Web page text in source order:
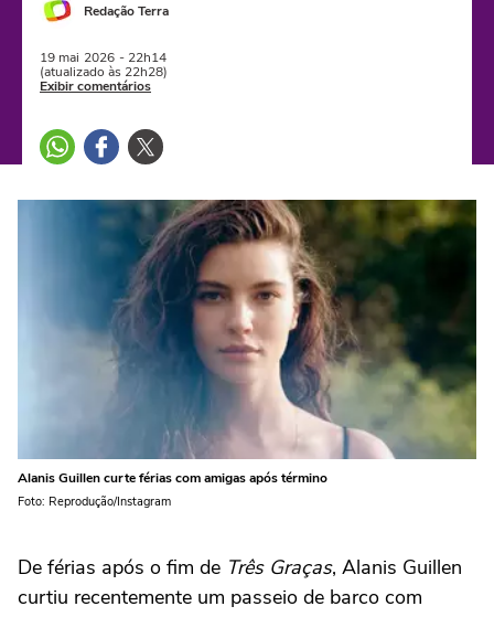
Redação Terra
19 mai 2026 - 22h14
(atualizado às 22h28)
Exibir comentários
Alanis Guillen curte férias com amigas após término
Foto: Reprodução/Instagram
De férias após o fim de Três Graças, Alanis Guillen
curtiu recentemente um passeio de barco com